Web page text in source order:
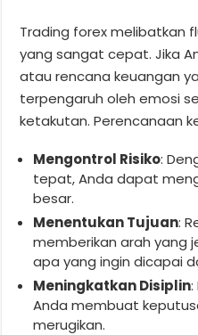
Trading forex melibatkan
yang sangat cepat. Jika
atau rencana keuangan
terpengaruh oleh emosi
ketakutan. Perencanaan
Mengontrol Risiko:
tepat, Anda dapat
besar.
Menentukan Tujuan:
memberikan arah yang
apa yang ingin dicapai
Meningkatkan Disiplin
Anda membuat
merugikan.